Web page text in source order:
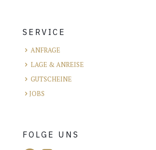
SERVICE
ANFRAGE
LAGE & ANREISE
GUTSCHEINE
JOBS
FOLGE UNS